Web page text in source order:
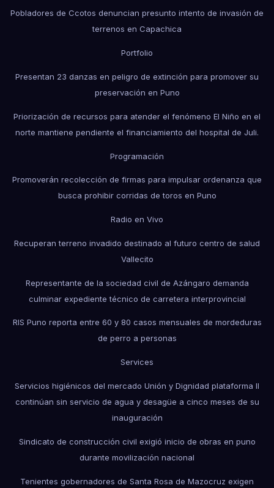
Pobladores de Ccotos denuncian presunto intento de invasión de
terrenos en Capachica
Portfolio
Presentan 23 danzas en peligro de extinción para promover su
preservación en Puno
Priorización de recursos para atender el fenómeno El Niño en el
norte mantiene pendiente el financiamiento del hospital de Juli.
Programación
Promoverán recolección de firmas para impulsar ordenanza que
busca prohibir corridas de toros en Puno
Radio en Vivo
Recuperan terreno invadido destinado al futuro centro de salud
Vallecito
Representante de la sociedad civil de Azángaro demanda
culminar expediente técnico de carretera interprovincial
RIS Puno reporta entre 60 y 80 casos mensuales de mordeduras
de perro a personas
Services
Servicios higiénicos del mercado Unión y Dignidad plataforma II
continúan sin servicio de agua y desagüe a cinco meses de su
inauguración
Sindicato de construcción civil exigió inicio de obras en puno
durante movilización nacional
Tenientes gobernadores de Santa Rosa de Mazocruz exigen